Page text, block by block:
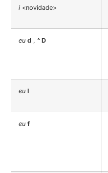
i <novidade>
eud ,^ D
eul
euf